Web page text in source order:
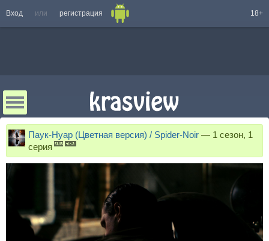
Вход или регистрация 18+
Паук-Нуар (Цветная версия) / Spider-Noir — 1 сезон, 1
серия